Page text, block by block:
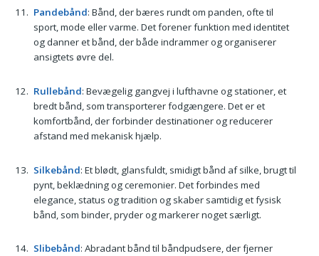
Pandebånd: Bånd, der bæres rundt om panden, ofte til
sport, mode eller varme. Det forener funktion med identitet
og danner et bånd, der både indrammer og organiserer
ansigtets øvre del.
Rullebånd: Bevægelig gangvej i lufthavne og stationer, et
bredt bånd, som transporterer fodgængere. Det er et
komfortbånd, der forbinder destinationer og reducerer
afstand med mekanisk hjælp.
Silkebånd: Et blødt, glansfuldt, smidigt bånd af silke, brugt til
pynt, beklædning og ceremonier. Det forbindes med
elegance, status og tradition og skaber samtidig et fysisk
bånd, som binder, pryder og markerer noget særligt.
Slibebånd: Abradant bånd til båndpudsere, der fjerner